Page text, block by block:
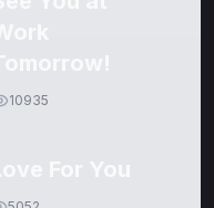
10935